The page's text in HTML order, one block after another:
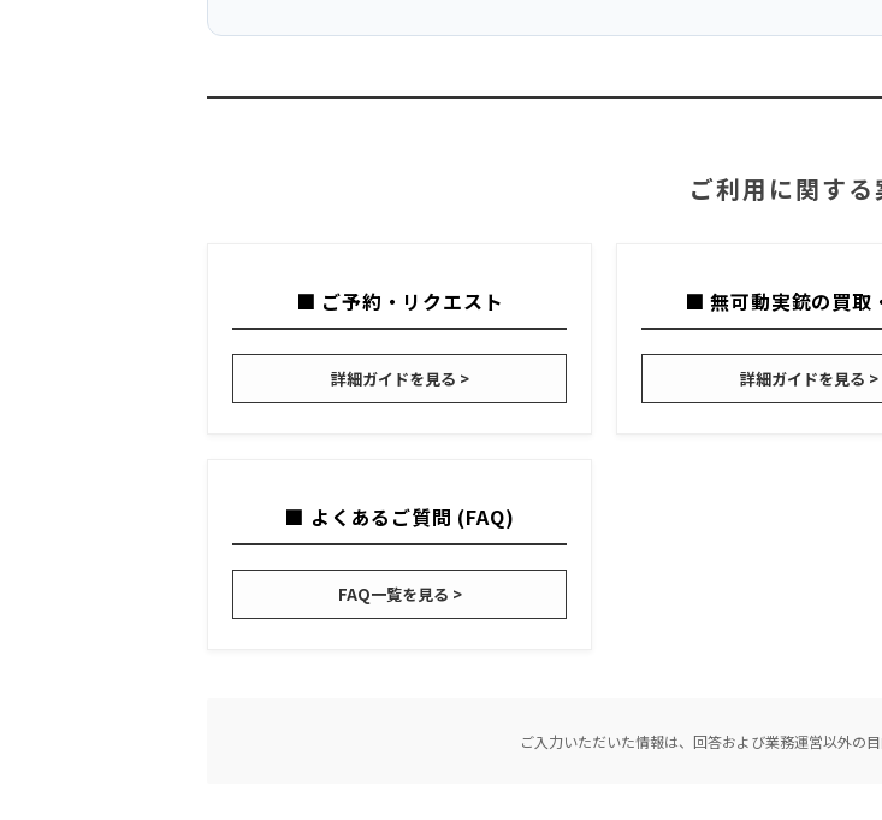
ご利用に関する
■ ご予約・リクエスト
詳細ガイドを見る >
■ 無可動実銃の買取
詳細ガイドを見る >
■ よくあるご質問 (FAQ)
FAQ一覧を見る >
ご入力いただいた情報は、回答および業務運営以外の